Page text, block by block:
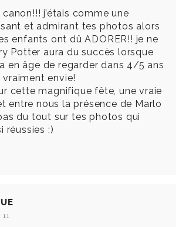
canon!!! j’étais comme une
et admirant tes photos alors
enfants ont dû ADORER!! je ne
Potter aura du succès lorsque
en âge de regarder dans 4/5 ans
envie!
cette magnifique fête, une vraie
entre nous la présence de Marlo
du tout sur tes photos qui
réussies ;)